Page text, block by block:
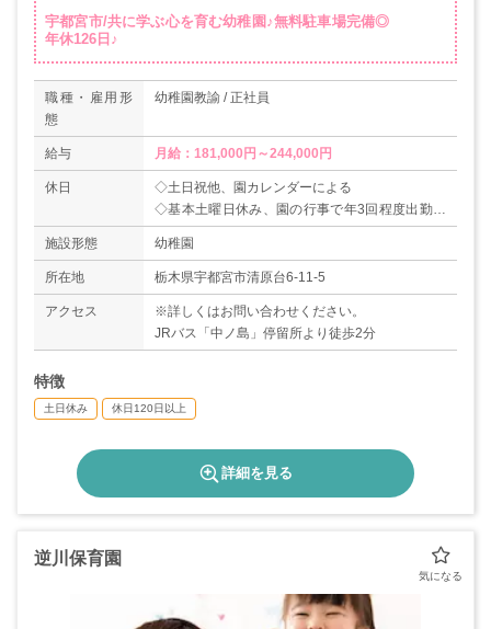
宇都宮市/共に学ぶ心を育む幼稚園♪無料駐車場完備◎
年休126日♪
職種・雇用形
態
幼稚園教諭 / 正社員
給与 月給：181,000円～244,000円
休日
◇土日祝他、園カレンダーによる
◇基本土曜日休み、園の行事で年3回程度出勤に
なります（代休あり）
◇有給休暇（6ヶ月経過後10日）
◇年間休日数126日
施設形態 幼稚園
所在地 栃木県宇都宮市清原台6-11-5
アクセス
※詳しくはお問い合わせください。
JRバス「中ノ島」停留所より徒歩2分
特徴
土日休み 休日120日以上
詳細を見る
逆川保育園